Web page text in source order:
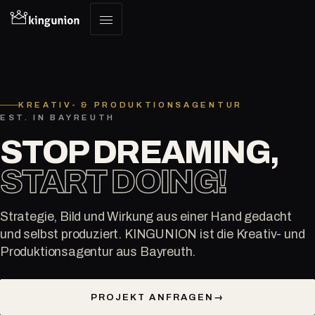
KREATIV- & PRODUKTIONSAGENTUR
EST. IN BAYREUTH
STOP DREAMING,
START DOING!
Strategie, Bild und Wirkung aus einer Hand gedacht
und selbst produziert. KINGUNION ist die Kreativ- und
Produktionsagentur aus Bayreuth.
PROJEKT ANFRAGEN →